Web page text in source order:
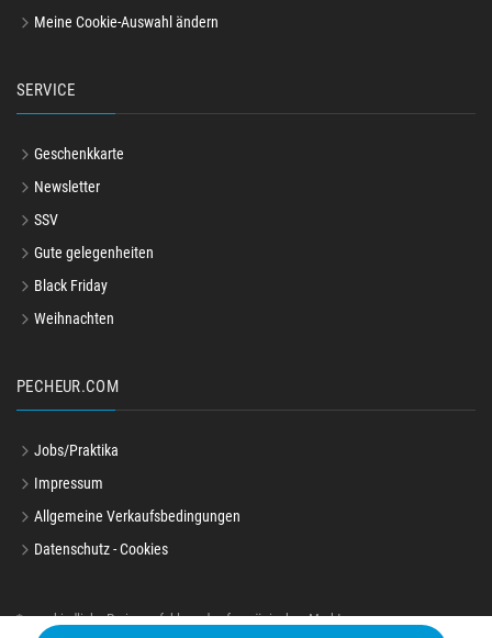
Meine Cookie-Auswahl ändern
SERVICE
Geschenkkarte
Newsletter
SSV
Gute gelegenheiten
Black Friday
Weihnachten
PECHEUR.COM
Jobs/Praktika
Impressum
Allgemeine Verkaufsbedingungen
Datenschutz - Cookies
*unverbindliche Preisempfehlung des französischen Marktes